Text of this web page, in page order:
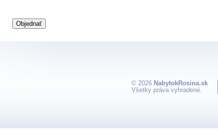
© 2026 NabytokRosina.sk
Všetky práva vyhradené.